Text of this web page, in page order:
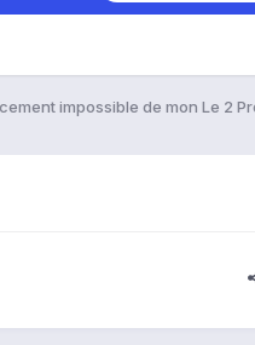
impossible de mon Le 2